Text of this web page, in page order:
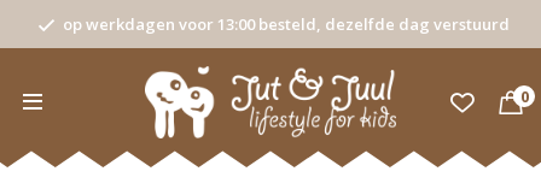
op werkdagen voor 13:00 besteld, dezelfde dag verstuurd
0